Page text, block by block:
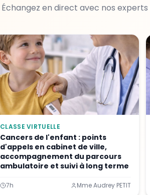
Échangez en direct avec nos
CLASSE VIRTUELLE
Cancers de l'enfant : points
d'appels en cabinet de ville,
accompagnement du parcours
ambulatoire et suivi à long terme
7h Mme Audrey PETIT